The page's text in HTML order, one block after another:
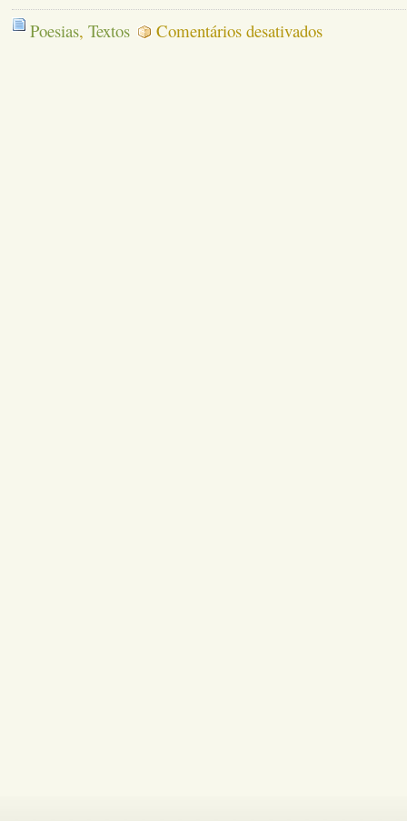
Poesias, Textos Comentários desativadosem
SÃO